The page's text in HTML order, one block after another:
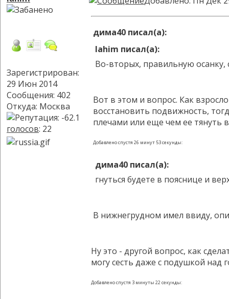
Зарегистрирован:
29 Июн 2014
Сообщения: 402
Откуда: Москва
голосов: 22
дима40 писал(а):
lahim писал(а):
Во-вторых, правильную осанку,
Вот в этом и вопрос. Как
восстановить подвижность,
плечами или еще чем ее тянуть
Добавлено спустя 26 минут 53 секунды:
дима40 писал(а):
гнуться будете в пояснице и
В нижнегрудном имел ввиду,
Ну это - другой вопрос, как
могу сесть даже с подушкой над
Добавлено спустя 3 минуты 22 секунды: